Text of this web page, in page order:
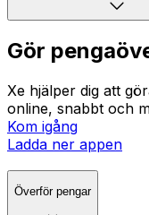
Gör
Xe hjälper dig att
online, snabbt och
Kom igång
Ladda ner appen
Överför pengar